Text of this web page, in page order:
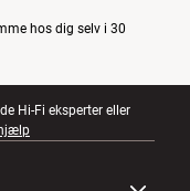
hos dig selv i 30
Hi-Fi eksperter eller